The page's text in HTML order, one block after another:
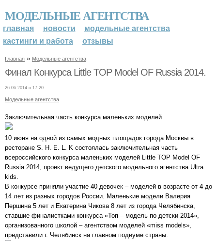
МОДЕЛЬНЫЕ АГЕНТСТВА
главная новости
модельные агентства
кастинги и работа
отзывы
Главная » Модельные агентства
Финал Конкурса Little TOP Model OF Russia 2014.
26.06.2014 в 17:20
Модельные агентства
Заключительная часть конкурса маленьких моделей
10 июня на одной из самых модных площадок города Москвы в
ресторане S. H. E. L. K состоялась заключительная часть
всероссийского конкурса маленьких моделей Little TOP Model OF
Russia 2014, проект ведущего детского модельного агентства Ultra
kids.
В конкурсе приняли участие 40 девочек – моделей в возрасте от 4 до
14 лет из разных городов России. Маленькие модели Валерия
Першина 5 лет и Екатерина Чикова 8 лет из города Челябинска,
ставшие финалистками конкурса «Топ – модель по детски 2014»,
организованного школой – агентством моделей «miss models»,
представили г. Челябинск на главном подиуме страны.